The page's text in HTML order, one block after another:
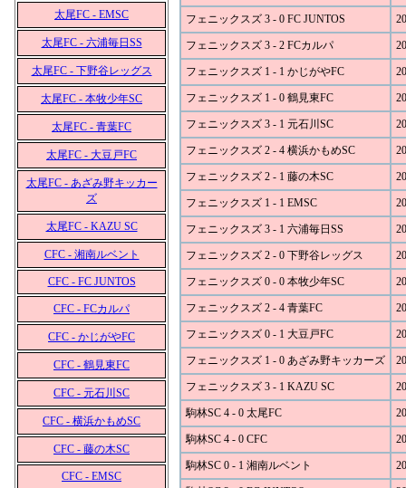
太尾FC - EMSC
太尾FC - 六浦毎日SS
太尾FC - 下野谷レッグス
太尾FC - 本牧少年SC
太尾FC - 青葉FC
太尾FC - 大豆戸FC
太尾FC - あざみ野キッカー
ズ
太尾FC - KAZU SC
CFC - 湘南ルベント
CFC - FC JUNTOS
CFC - FCカルパ
CFC - かじがやFC
CFC - 鶴見東FC
CFC - 元石川SC
CFC - 横浜かもめSC
CFC - 藤の木SC
CFC - EMSC
フェニックスズ 3 - 0 FC JUNTOS
フェニックスズ 3 - 2 FCカルパ
フェニックスズ 1 - 1 かじがやFC
フェニックスズ 1 - 0 鶴見東FC
フェニックスズ 3 - 1 元石川SC
フェニックスズ 2 - 4 横浜かもめSC
フェニックスズ 2 - 1 藤の木SC
フェニックスズ 1 - 1 EMSC
フェニックスズ 3 - 1 六浦毎日SS
フェニックスズ 2 - 0 下野谷レッグス
フェニックスズ 0 - 0 本牧少年SC
フェニックスズ 2 - 4 青葉FC
フェニックスズ 0 - 1 大豆戸FC
フェニックスズ 1 - 0 あざみ野キッカーズ
フェニックスズ 3 - 1 KAZU SC
駒林SC 4 - 0 太尾FC
駒林SC 4 - 0 CFC
駒林SC 0 - 1 湘南ルベント